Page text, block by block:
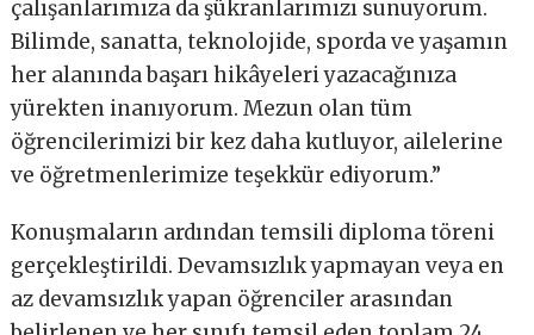
çalışanlarımıza da şükranlarımızı sunuyorum.
Bilimde, sanatta, teknolojide, sporda ve yaşamın
her alanında başarı hikâyeleri yazacağınıza
yürekten inanıyorum. Mezun olan tüm
öğrencilerimizi bir kez daha kutluyor, ailelerine
ve öğretmenlerimize teşekkür ediyorum.”
Konuşmaların ardından temsili diploma töreni
gerçekleştirildi. Devamsızlık yapmayan veya en
az devamsızlık yapan öğrenciler arasından